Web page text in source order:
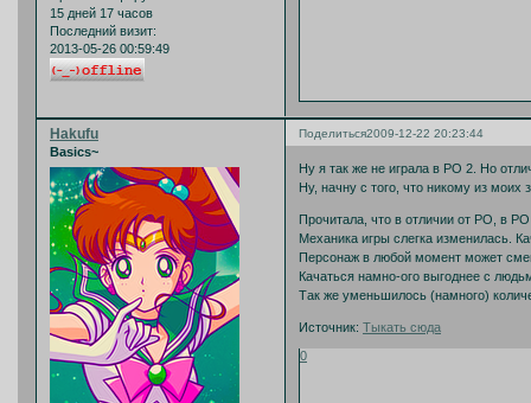
15 дней 17 часов
Последний визит:
2013-05-26 00:59:49
Поделиться2009-12-22 20:23:44
Hakufu
Basics~
Ну я так же не играла в РО 2. Но
Ну, начну с того, что никому из
Прочитала, что в отличии от РО, в
Механика игры слегка изменилась.
Персонаж в любой момент может
Качаться намно-ого выгоднее с
Так же уменьшилось (намного)
Источник: Тыкать сюда
0